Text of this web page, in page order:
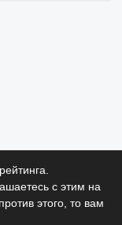
с этим на
этого, то вам